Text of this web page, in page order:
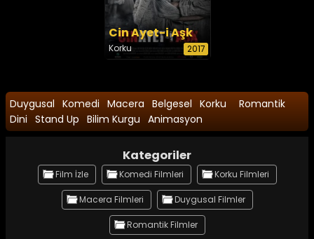
Cin Ayet-i Aşk
Korku 2017
Duygusal Komedi Macera Belgesel Korku
Romantik
Dini Stand Up Bilim Kurgu Animasyon
Kategoriler
Film İzle Komedi Filmleri Korku Filmleri
Macera Filmleri Duygusal Filmler
Romantik Filmler